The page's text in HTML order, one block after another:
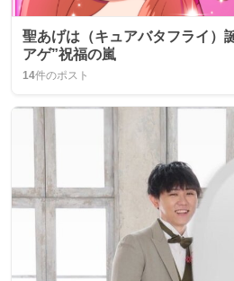
聖あげは（キュアバタフライ）
アゲ”祝福の嵐
14件のポスト